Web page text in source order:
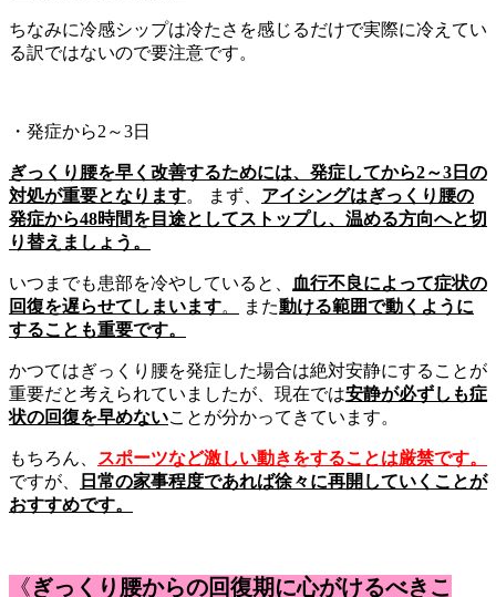
ちなみに冷感シップは冷たさを感じるだけで実際に冷えてい
る訳ではないので要注意です。
・発症から2～3日
ぎっくり腰を早く改善するためには、発症してから2～3日の
対処が重要となります。 まず、 アイシングはぎっくり腰の
発症から48時間を目途としてストップし、温める方向へと切
り替えましょう。
いつまでも患部を冷やしていると、
血行不良によって症状の
回復を遅らせてしまいます。 また動ける範囲で動くように
することも重要です。
かつてはぎっくり腰を発症した場合は絶対安静にすることが
重要だと考えられていましたが、現在では安静が必ずしも症
状の回復を早めないことが分かってきています。
もちろん、 スポーツなど激しい動きをすることは厳禁です。
ですが、
日常の家事程度であれば徐々に再開していくことが
おすすめです。
《ぎっくり腰からの回復期に心がけるべきこ